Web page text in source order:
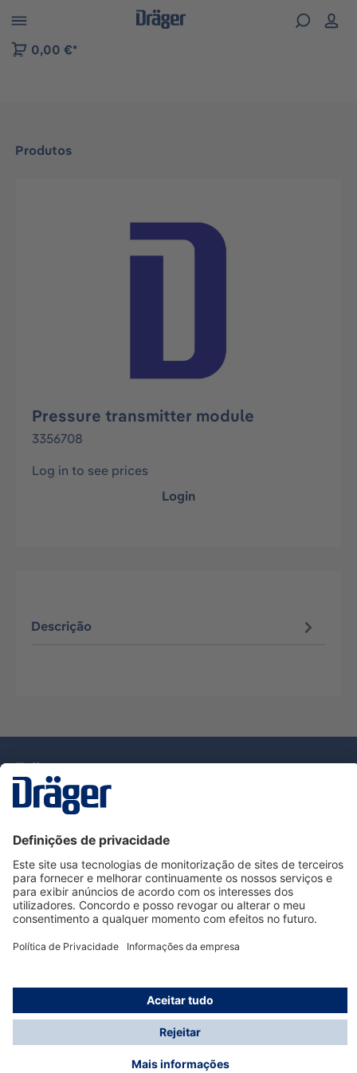
to B2B platform navigation
0,00 €*
Produtos
Ignorar galeria de imagens
Pressure transmitter module
3356708
Log in to see prices
Login
Descrição
Serviço de Apoio ao Cliente Dräger
Utilização da loja
Informações
© Dräger Portugal, Lda, 2024
* Todos os preços excl. IVA mais
possíveis taxas de entrega, se não for indicado o